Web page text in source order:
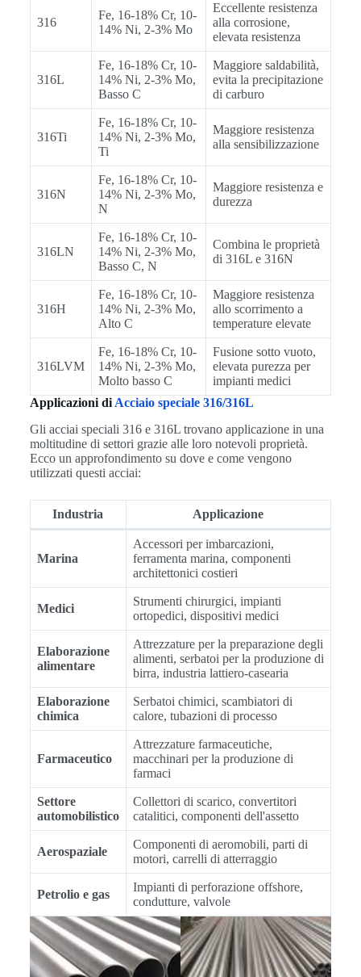
316
Fe, 16-18% Cr, 10-
14% Ni, 2-3% Mo
Eccellente resistenza
alla corrosione,
elevata resistenza
316L
Fe, 16-18% Cr, 10-
14% Ni, 2-3% Mo,
Basso C
Maggiore saldabilità,
evita la precipitazione
di carburo
316Ti
Fe, 16-18% Cr, 10-
14% Ni, 2-3% Mo,
Ti
Maggiore resistenza
alla sensibilizzazione
316N
Fe, 16-18% Cr, 10-
14% Ni, 2-3% Mo,
N
Maggiore resistenza e
durezza
316LN
Fe, 16-18% Cr, 10-
14% Ni, 2-3% Mo,
Basso C, N
Combina le proprietà
di 316L e 316N
316H
Fe, 16-18% Cr, 10-
14% Ni, 2-3% Mo,
Alto C
Maggiore resistenza
allo scorrimento a
temperature elevate
316LVM
Fe, 16-18% Cr, 10-
14% Ni, 2-3% Mo,
Molto basso C
Fusione sotto vuoto,
elevata purezza per
impianti medici
Applicazioni di Acciaio speciale 316/316L
Gli acciai speciali 316 e 316L trovano applicazione in una
moltitudine di settori grazie alle loro notevoli proprietà.
Ecco un approfondimento su dove e come vengono
utilizzati questi acciai:
Industria Applicazione
Marina
Accessori per imbarcazioni,
ferramenta marina, componenti
architettonici costieri
Medici
Strumenti chirurgici, impianti
ortopedici, dispositivi medici
Elaborazione
alimentare
Attrezzature per la preparazione degli
alimenti, serbatoi per la produzione di
birra, industria lattiero-casearia
Elaborazione
chimica
Serbatoi chimici, scambiatori di
calore, tubazioni di processo
Farmaceutico
Attrezzature farmaceutiche,
macchinari per la produzione di
farmaci
Settore
automobilistico
Collettori di scarico, convertitori
catalitici, componenti dell'assetto
Aerospaziale
Componenti di aeromobili, parti di
motori, carrelli di atterraggio
Petrolio e gas
Impianti di perforazione offshore,
condutture, valvole